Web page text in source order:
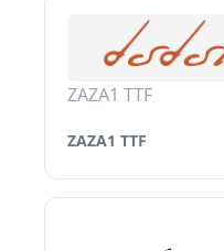
ZAZA1 TTF
ZAZA1 TTF